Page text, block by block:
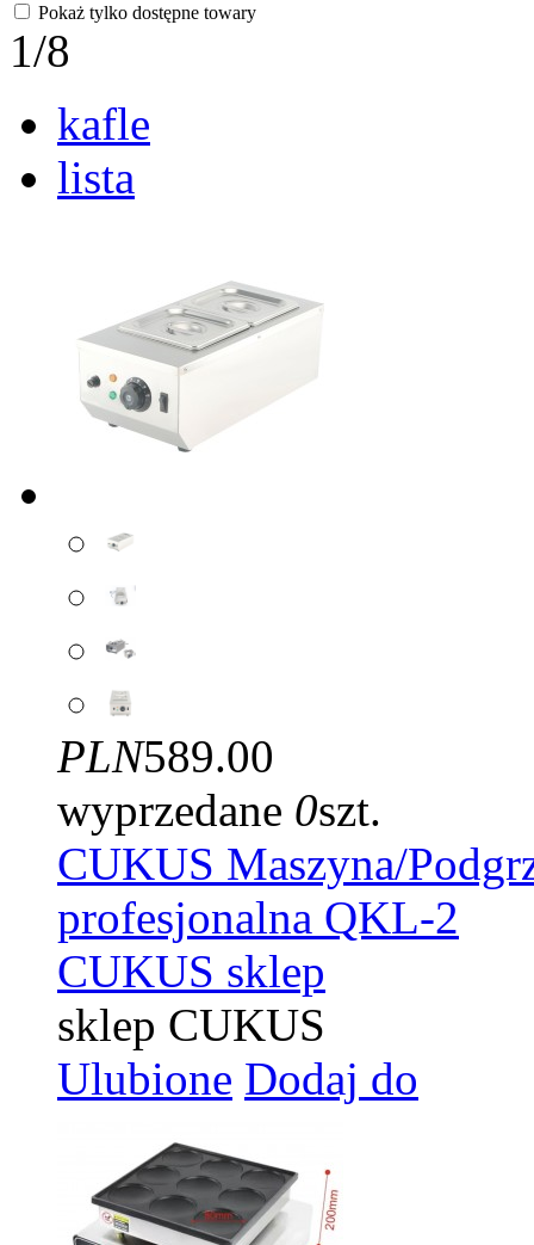
Pokaż tylko dostępne towary
1/8
kafle
lista
PLN589.00
wyprzedane 0szt.
CUKUS Maszyna/
profesjonalna QKL-2
CUKUS sklep
sklep CUKUS
Ulubione Dodaj do